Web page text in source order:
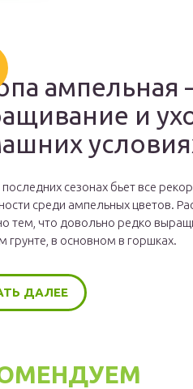
и
последних сезонах бьет все
среди ампельных цветов.
тем, что довольно редко
грунте, в основном в горшках.
ДАЛЕЕ